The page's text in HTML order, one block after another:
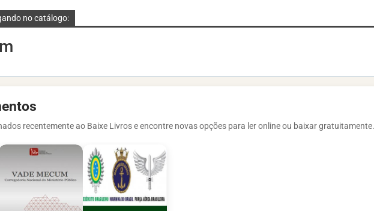
no catálogo:
recentemente ao Baixe Livros e encontre novas opções para ler online ou baixar gratuitamente.